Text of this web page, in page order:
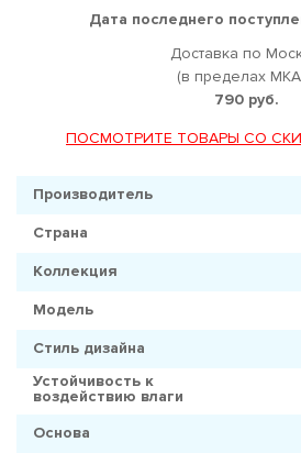
Дата последнего
Доставка по
(в пределах
790 руб.
ПОСМОТРИТЕ ТОВАРЫ СО
Производитель
Страна
Коллекция
Модель
Стиль дизайна
Устойчивость к
воздействию влаги
Основа